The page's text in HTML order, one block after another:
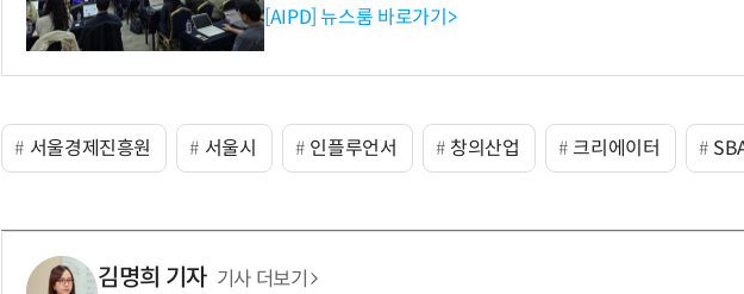
[AIPD] 뉴스룸 바로가기>
서울경제진흥원 서울시 인플루언서 창의산업 크리에이터
김명희 기자 기사 더보기